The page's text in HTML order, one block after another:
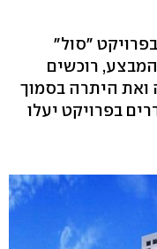
"סול"
רוכשים
ואת היתרה בסמוך
הכינסה לדירה. דירות 4 חדרים בפרויקט יעלו